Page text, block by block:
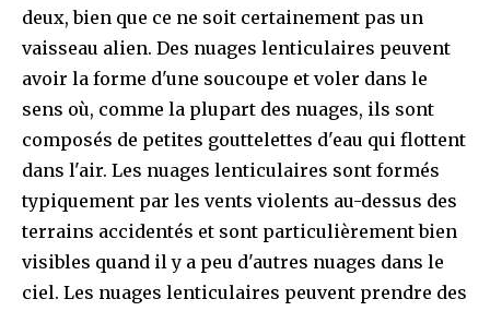
deux, bien que ce ne soit certainement pas un
vaisseau alien. Des nuages lenticulaires peuvent
avoir la forme d'une soucoupe et voler dans le
sens où, comme la plupart des nuages, ils sont
composés de petites gouttelettes d'eau qui flottent
dans l'air. Les nuages lenticulaires sont formés
typiquement par les vents violents au-dessus des
terrains accidentés et sont particulièrement bien
visibles quand il y a peu d'autres nuages dans le
ciel. Les nuages lenticulaires peuvent prendre des